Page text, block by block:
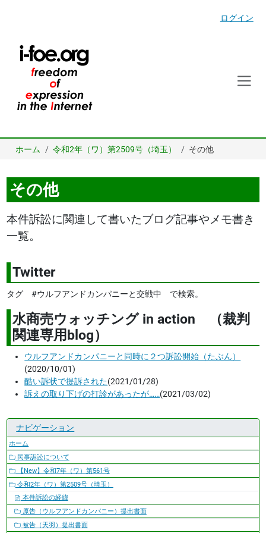
ログイン
ホーム 令和2年（ワ）第2509号（埼玉） その他
その他
本件訴訟に関連して書いたブログ記事やメモ書き
一覧。
Twitter
タグ #ウルフアンドカンパニーと交戦中 で検索。
水商売ウォッチング in action （裁判
関連専用blog）
ウルフアンドカンパニーと同時に２つ訴訟開始（たぶん）
(2020/10/01)
酷い訴状で提訴された(2021/01/28)
訴えの取り下げの打診があったが……(2021/03/02)
ナビゲーション
ホーム
民事訴訟について
【New】令和7年（ワ）第561号
令和2年（ワ）第2509号（埼玉）
本件訴訟の経緯
原告（ウルフアンドカンパニー）提出書面
被告（天羽）提出書面